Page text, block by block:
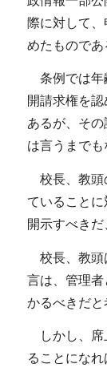
際に対して
めたものであ
条例では年
開請求権を
あるが、そ
は言うまでも
校長、教頭
ていること
開示すべきだ
校長、教頭
言は、管理
かるべきだと
しかし、席
ることにな